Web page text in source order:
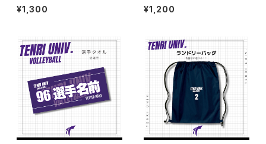
ケ部
¥1,300
浜松学院大学バスケ部
¥1,200